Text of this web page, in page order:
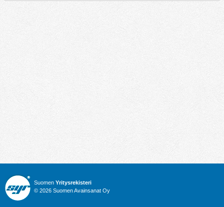
Suomen Yritysrekisteri
© 2026 Suomen Avainsanat Oy